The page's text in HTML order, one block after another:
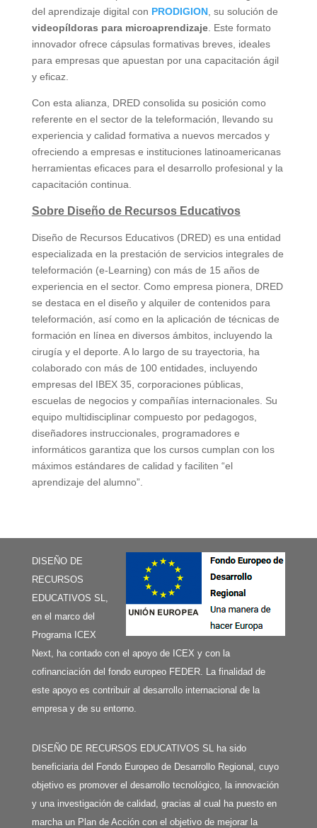
del aprendizaje digital con PRODIGION, su solución de
videopíldoras para microaprendizaje. Este formato
innovador ofrece cápsulas formativas breves, ideales
para empresas que apuestan por una capacitación ágil
y eficaz.
Con esta alianza, DRED consolida su posición como
referente en el sector de la teleformación, llevando su
experiencia y calidad formativa a nuevos mercados y
ofreciendo a empresas e instituciones latinoamericanas
herramientas eficaces para el desarrollo profesional y la
capacitación continua.
Sobre Diseño de Recursos Educativos
Diseño de Recursos Educativos (DRED) es una entidad
especializada en la prestación de servicios integrales de
teleformación (e-Learning) con más de 15 años de
experiencia en el sector. Como empresa pionera, DRED
se destaca en el diseño y alquiler de contenidos para
teleformación, así como en la aplicación de técnicas de
formación en línea en diversos ámbitos, incluyendo la
cirugía y el deporte. A lo largo de su trayectoria, ha
colaborado con más de 100 entidades, incluyendo
empresas del IBEX 35, corporaciones públicas,
escuelas de negocios y compañías internacionales. Su
equipo multidisciplinar compuesto por pedagogos,
diseñadores instruccionales, programadores e
informáticos garantiza que los cursos cumplan con los
máximos estándares de calidad y faciliten “el
aprendizaje del alumno”.
DISEÑO DE
RECURSOS
EDUCATIVOS SL,
en el marco del
Programa ICEX
Next, ha contado con el apoyo de ICEX y con la
cofinanciación del fondo europeo FEDER. La finalidad de
este apoyo es contribuir al desarrollo internacional de la
empresa y de su entorno.
DISEÑO DE RECURSOS EDUCATIVOS SL ha sido
beneficiaria del Fondo Europeo de Desarrollo Regional, cuyo
objetivo es promover el desarrollo tecnológico, la innovación
y una investigación de calidad, gracias al cual ha puesto en
marcha un Plan de Acción con el objetivo de mejorar la